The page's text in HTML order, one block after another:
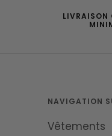
LIVRAISON
NAVIGATION
Vêtements